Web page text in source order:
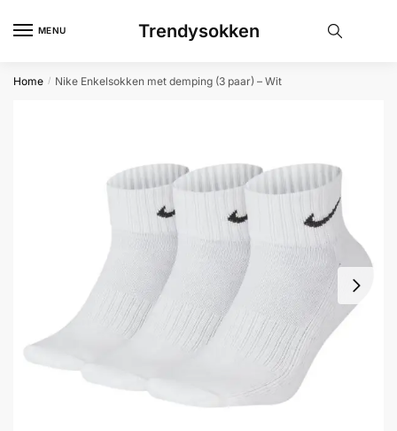
MENU Trendysokken
Home / Nike Enkelsokken met demping (3 paar) – Wit